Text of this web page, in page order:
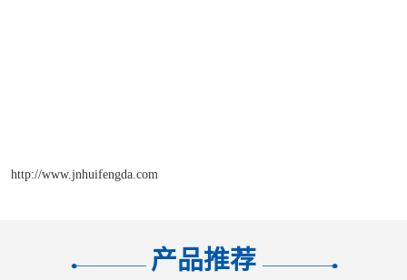
http://www.jnhuifengda.com
产品推荐